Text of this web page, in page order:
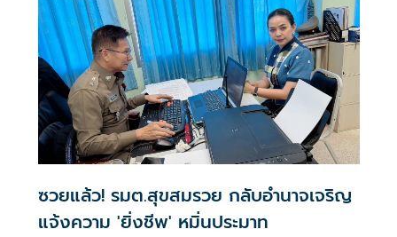
ซวยแล้ว! รมต.สุขสมรวย กลับอำนาจเจริญ
แจ้งความ 'ยิ่งชีพ' หมิ่นประมาท